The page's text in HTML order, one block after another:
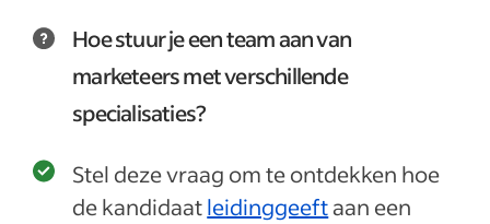
Hoe stuur je een team aan van
marketeers met verschillende
specialisaties?
Stel deze vraag om te ontdekken hoe
de kandidaatleidinggeeftaan een